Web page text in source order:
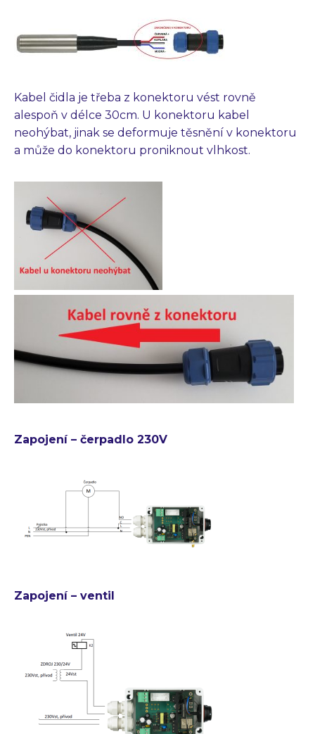
Kabel čidla je třeba z konektoru vést rovně
alespoň v délce 30cm. U konektoru kabel
neohýbat, jinak se deformuje těsnění v konektoru
a může do konektoru proniknout vlhkost.
Zapojení – čerpadlo 230V
Zapojení – ventil